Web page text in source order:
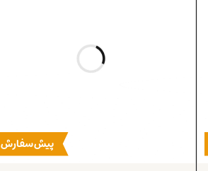
پیش‌سفارش